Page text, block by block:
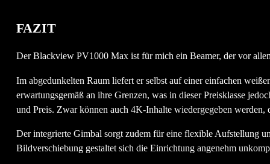
FAZIT
Der Blackview PV1000 Max ist für mich ein Beamer, der vor
Im abgedunkelten Raum liefert er selbst auf einer einfachen
erwartungsgemäß an ihre Grenzen, was in dieser Preisklasse
und Preis. Zwar können auch 4K-Inhalte wiedergegeben
Der integrierte Gimbal sorgt zudem für eine flexible Aufstellung
Bildverschiebung gestaltet sich die Einrichtung angenehm